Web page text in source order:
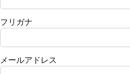
フリガナ
メールアドレス